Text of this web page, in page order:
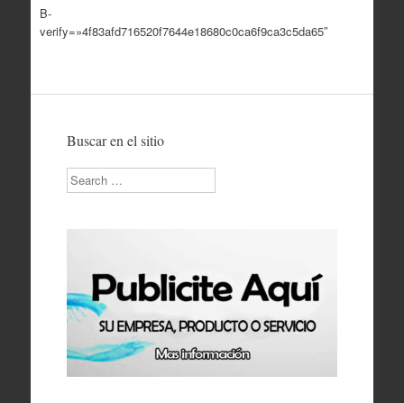
B-
verify=»4f83afd716520f7644e18680c0ca6f9ca3c5da65″
Buscar en el sitio
Search